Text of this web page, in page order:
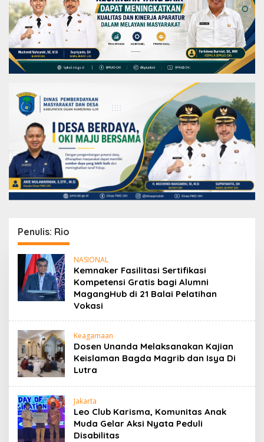
Penulis: Rio
NASIONAL
Kemnaker Fasilitasi Sertifikasi
Kompetensi Gratis bagi Alumni
MagangHub di 21 Balai Pelatihan
Vokasi
Keagamaan
Dosen Unanda Melaksanakan Kajian
Keislaman Bagda Magrib dan Isya Di
Lutra
Jakarta
Leo Club Karisma, Komunitas Anak
Muda Gelar Aksi Nyata Peduli
Disabilitas